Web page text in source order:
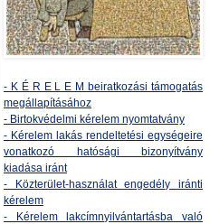
- K É R E L E M beiratkozási támogatás
megállapításához
- Birtokvédelmi kérelem nyomtatvány
- Kérelem lakás rendeltetési egységeire
vonatkozó hatósági bizonyítvány
kiadása iránt
- Közterület-használat engedély iránti
kérelem
- Kérelem lakcímnyilvántartásba való